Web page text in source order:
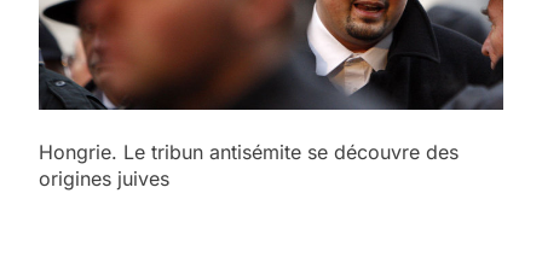
Hongrie. Le tribun antisémite se découvre des
origines juives